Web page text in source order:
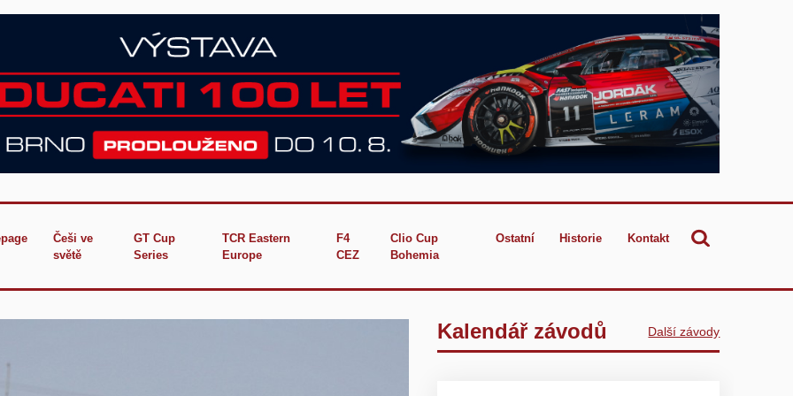
Češi ve
světě
GT Cup
Series
TCR Eastern
Europe
F4
CEZ
Clio Cup
Bohemia
Ostatní Historie Kontakt
Kalendář závodů Další závody